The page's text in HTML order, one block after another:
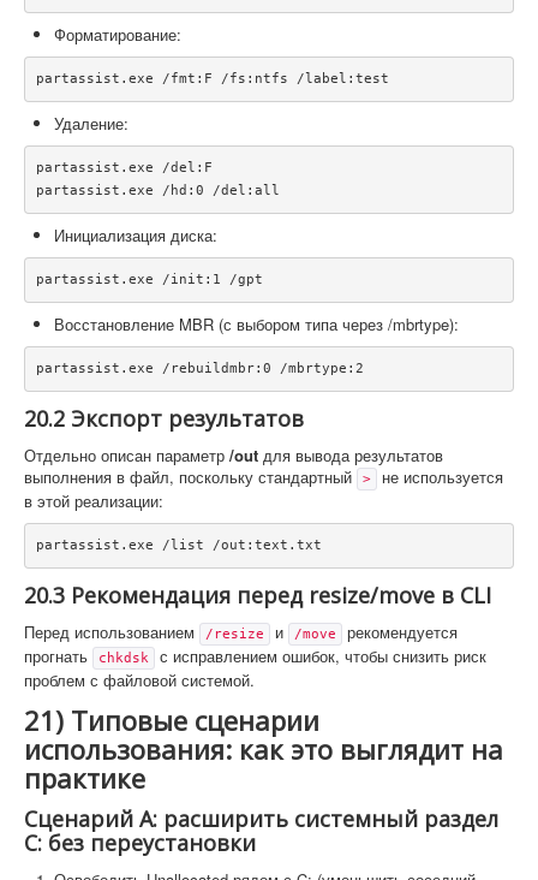
Форматирование:
Удаление:
partassist.exe /del:F
Инициализация диска:
Восстановление MBR (с выбором типа через /mbrtype):
20.2 Экспорт результатов
Отдельно описан параметр /out для вывода результатов
выполнения в файл, поскольку стандартный
>
не используется
в этой реализации:
20.3 Рекомендация перед resize/move в CLI
Перед использованием /resize и /move
рекомендуется
прогнать
chkdsk
с исправлением ошибок, чтобы снизить риск
проблем с файловой системой.
21) Типовые сценарии
использования: как это выглядит на
практике
Сценарий A: расширить системный раздел
C: без переустановки